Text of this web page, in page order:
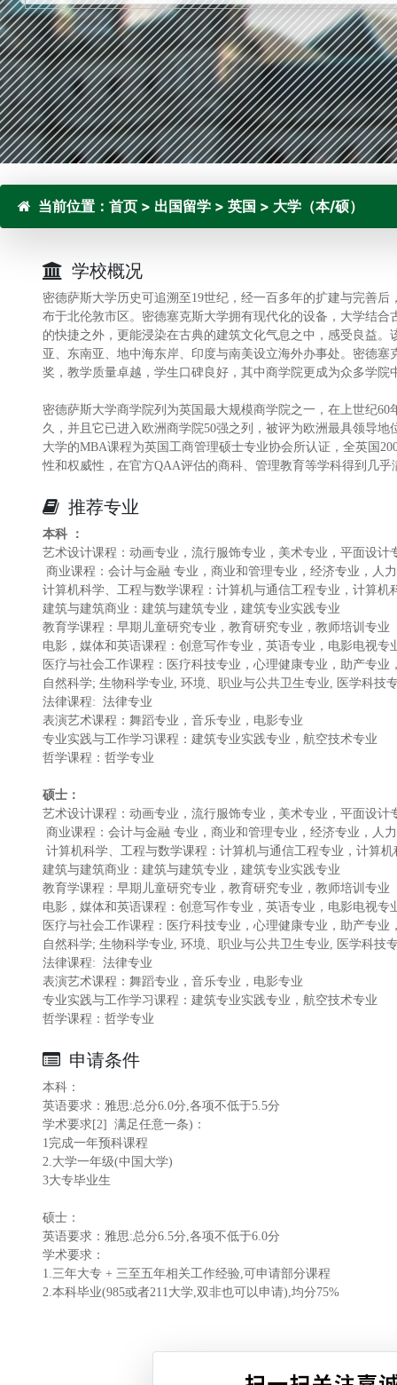
当前位置： 首页 > 出国留学 > 英国 > 大学（本/硕）
学校概况
密德萨斯大学历史可追溯至19世纪，经一百多年的扩建与完善
布于北伦敦市区。密德塞克斯大学拥有现代化的设备，大学结
的快捷之外，更能浸染在古典的建筑文化气息之中，感受良益
亚、东南亚、地中海东岸、印度与南美设立海外办事处。密德
奖，教学质量卓越，学生口碑良好，其中商学院更成为众多学院
密德萨斯大学商学院列为英国最大规模商学院之一，在上世纪
久，并且它已进入欧洲商学院50强之列，被评为欧洲最具领导
大学的MBA课程为英国工商管理硕士专业协会所认证，全英国
性和权威性，在官方QAA评估的商科、管理教育等学科得到几乎
推荐专业
本科 ：
艺术设计课程：动画专业，流行服饰专业，美术专业，平面设
商业课程：会计与金融 专业，商业和管理专业，经济专业，人
计算机科学、工程与数学课程：计算机与通信工程专业，计算
建筑与建筑商业：建筑与建筑专业，建筑专业实践专业
教育学课程：早期儿童研究专业，教育研究专业，教师培训专业
电影，媒体和英语课程：创意写作专业，英语专业，电影电视
医疗与社会工作课程：医疗科技专业，心理健康专业，助产专
自然科学; 生物科学专业, 环境、职业与公共卫生专业, 医学科技
法律课程: 法律专业
表演艺术课程：舞蹈专业，音乐专业，电影专业
专业实践与工作学习课程：建筑专业实践专业，航空技术专业
哲学课程：哲学专业
硕士：
艺术设计课程：动画专业，流行服饰专业，美术专业，平面设
商业课程：会计与金融 专业，商业和管理专业，经济专业，人
计算机科学、工程与数学课程：计算机与通信工程专业，计算
建筑与建筑商业：建筑与建筑专业，建筑专业实践专业
教育学课程：早期儿童研究专业，教育研究专业，教师培训专业
电影，媒体和英语课程：创意写作专业，英语专业，电影电视
医疗与社会工作课程：医疗科技专业，心理健康专业，助产专
自然科学; 生物科学专业, 环境、职业与公共卫生专业, 医学科技
法律课程: 法律专业
表演艺术课程：舞蹈专业，音乐专业，电影专业
专业实践与工作学习课程：建筑专业实践专业，航空技术专业
哲学课程：哲学专业
申请条件
本科：
英语要求：雅思:总分6.0分,各项不低于5.5分
学术要求[2] 满足任意一条)：
1完成一年预科课程
2.大学一年级(中国大学)
3大专毕业生
硕士：
英语要求：雅思:总分6.5分,各项不低于6.0分
学术要求：
1.三年大专 + 三至五年相关工作经验,可申请部分课程
2.本科毕业(985或者211大学,双非也可以申请),均分75%